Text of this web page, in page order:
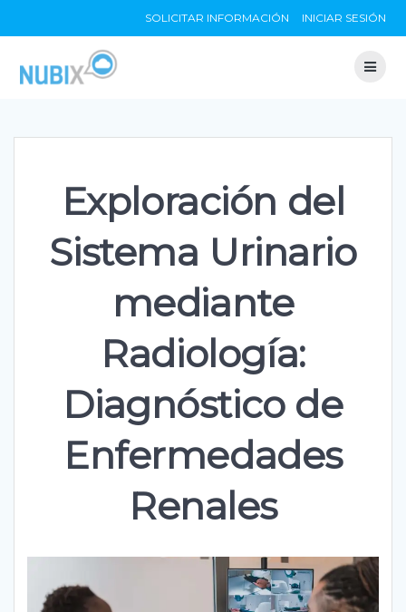
to
SOLICITAR INFORMACIÓN INICIAR SESIÓN
Exploración del
Sistema Urinario
mediante
Radiología:
Diagnóstico de
Enfermedades
Renales